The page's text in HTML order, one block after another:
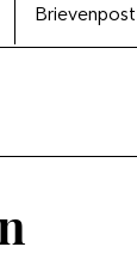
Brievenpost